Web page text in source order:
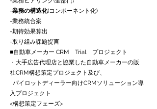
-業務の構造化(コンポーネント化)
-業務統合案
-期待効果算出
-取り組み課題提言
■自動車メーカー CRM Trial プロジェクト
・大手広告代理店と協業した自動車メーカーの販
社CRM構想策定プロジェクト及び、
パイロットディーラー向けCRMソリューション導
入プロジェクト
<構想策定フェーズ>